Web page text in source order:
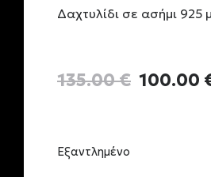
Δαχτυλίδι σε ασήμι
135.00€ Original
100.00
Εξαντλημένο